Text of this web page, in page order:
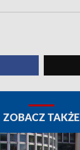
ZOBACZ TAKŻE